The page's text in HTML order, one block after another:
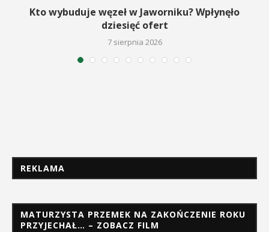
Kto wybuduje węzeł w Jaworniku? Wpłynęło
dziesięć ofert
7 sierpnia 2026
REKLAMA
MATURZYSTA PRZEMEK NA ZAKOŃCZENIE ROKU
PRZYJECHAŁ… – ZOBACZ FILM